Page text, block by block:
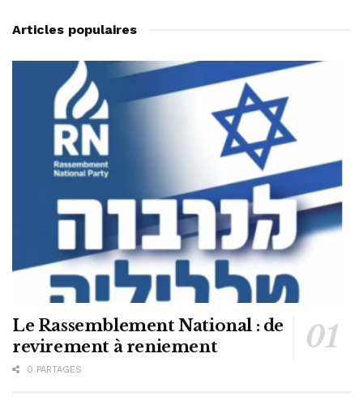
Articles populaires
Le Rassemblement National : de
revirement à reniement
0 PARTAGES